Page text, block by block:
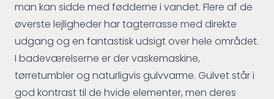
man kan sidde med fødderne i vandet. Flere af de
øverste lejligheder har tagterrasse med direkte
udgang og en fantastisk udsigt over hele området.
I badeværelserne er der vaskemaskine,
tørretumbler og naturligvis gulvvarme. Gulvet står i
god kontrast til de hvide elementer, men deres